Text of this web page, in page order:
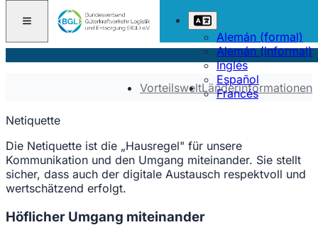
Alemán (formal)
Alemán (informal)
Inglés
Español
Francés
VorteilsweltLänderinformationen
Netiquette
Die Netiquette ist die „Hausregel" für unsere
Kommunikation und den Umgang miteinander. Sie stellt
sicher, dass auch der digitale Austausch respektvoll und
wertschätzend erfolgt.
Höflicher Umgang miteinander